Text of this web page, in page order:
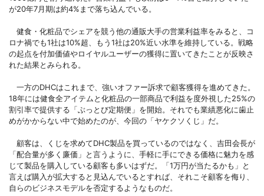
が20年7月期は約4%まで落ち込んでいる。
健食・化粧品でシェアを競う他の通販大手の営業利益率をみると、コ
ロナ禍でも1社は10%超、もう1社は20%近い水準を維持している。戦略
の起点を付加価値やロイヤルユーザーの獲得に置いてきたことが反映さ
れた結果とみられる。
一方のDHCはこれまで、強いオファー訴求で顧客獲得を進めてきた。
18年には健食全アイテムと化粧品の一部商品で利益を度外視した25%の
割引率で提供する「ぶっとび定期便」を開始。それでも業績悪化に歯止
めがかからない中で始めたのが、今回の「ヤケクソくじ」だ。
顧客は、くじを求めてDHC製品を買っているのではなく、吉田会長が
「配合量が多く廉価」と言うように、手軽に手にできる価格に魅力を感
じて製品を購入している顧客も多いはずだ。「1万円が当たるかも」と
言えば購入が拡大すると見込んでいるとすれば、それこそ顧客を侮り、
自らのビジネスモデルを否定するようなものだ。